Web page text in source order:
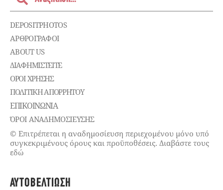
DEPOSITPHOTOS
ΑΡΘΡΟΓΡΑΦΟΙ
ABOUT US
ΔΙΑΦΗΜΙΣΤΕΊΤΕ
ΌΡΟΙ ΧΡΉΣΗΣ
ΠΟΛΙΤΙΚΉ ΑΠΟΡΡΉΤΟΥ
ΕΠΙΚΟΙΝΩΝΊΑ
ΌΡΟΙ ΑΝΑΔΗΜΟΣΙΕΥΣΗΣ
© Επιτρέπεται η αναδημοσίευση περιεχομένου μόνο υπό
συγκεκριμένους όρους και προϋποθέσεις. Διαβάστε τους
εδώ
ΑΥΤΟΒΕΛΤΊΩΣΗ